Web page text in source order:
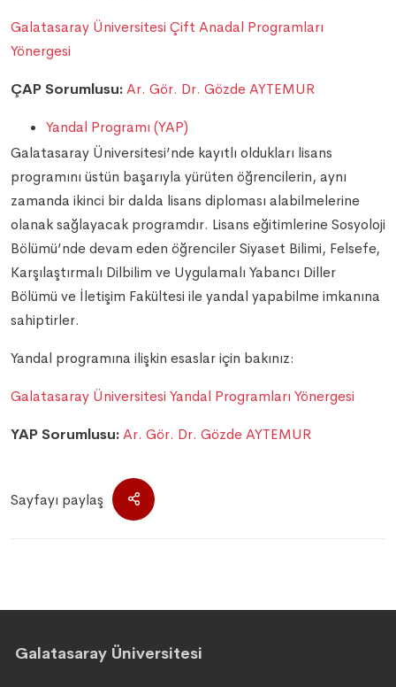
Galatasaray Üniversitesi Çift Anadal Programları
Yönergesi
ÇAP Sorumlusu:Ar. Gör. Dr. Gözde AYTEMUR
Yandal Programı (YAP)
Galatasaray Üniversitesi’nde kayıtlı oldukları lisans
programını üstün başarıyla yürüten öğrencilerin, aynı
zamanda ikinci bir dalda lisans diploması alabilmelerine
olanak sağlayacak programdır. Lisans eğitimlerine Sosyoloji
Bölümü’nde devam eden öğrenciler Siyaset Bilimi, Felsefe,
Karşılaştırmalı Dilbilim ve Uygulamalı Yabancı Diller
Bölümü ve İletişim Fakültesi ile yandal yapabilme imkanına
sahiptirler.
Yandal programına ilişkin esaslar için bakınız:
Galatasaray Üniversitesi Yandal Programları Yönergesi
YAP Sorumlusu:Ar. Gör. Dr. Gözde AYTEMUR
Sayfayı paylaş
Galatasaray Üniversitesi